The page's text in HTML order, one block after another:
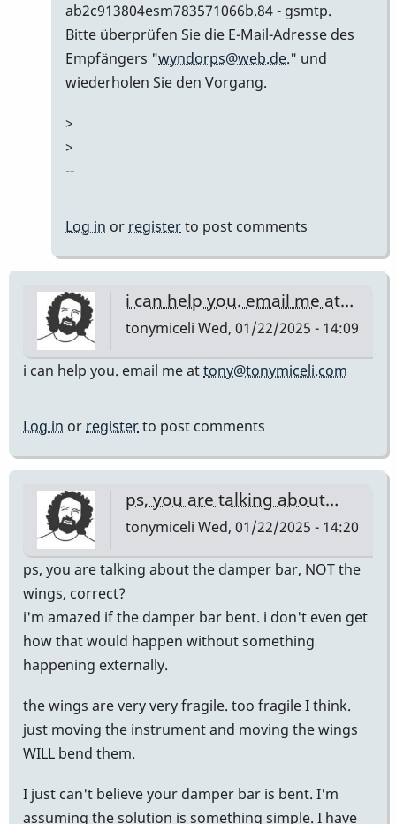
ab2c913804esm783571066b.84 - gsmtp.
Bitte überprüfen Sie die E-Mail-Adresse des
Empfängers "wyndorps@web.de." und
wiederholen Sie den Vorgang.
>
>
--
Log in or registerto post comments
i can help you. email me at…
tonymiceli Wed, 01/22/2025 - 14:09
i can help you. email me attony@tonymiceli.com
Log in or registerto post comments
ps, you are talking about…
tonymiceli Wed, 01/22/2025 - 14:20
ps, you are talking about the damper bar, NOT the
wings, correct?
i'm amazed if the damper bar bent. i don't even get
how that would happen without something
happening externally.
the wings are very very fragile. too fragile I think.
just moving the instrument and moving the wings
WILL bend them.
I just can't believe your damper bar is bent. I'm
assuming the solution is something simple. I have